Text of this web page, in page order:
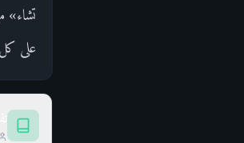
تشاء»
على